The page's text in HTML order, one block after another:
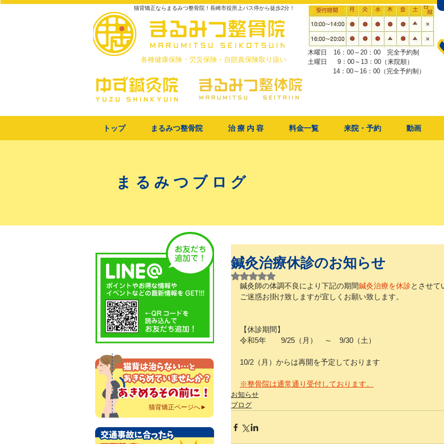
猫背矯正ならまるみつ整骨院！長崎市役所上バス停から徒歩2分！
​各種健康保険・労災保険・自賠責保険取り扱い
木曜日 16：00～20：00 完全予約制
土曜日 9：00～13：00（来院順）
​ 14：00～16：00（完全予約制）
トップ まるみつ整骨院 治 療 内 容 料金一覧 来院・予約 動画
まるみつブログ
猫背矯正ページへ►
鍼灸治療休診のお知らせ
5つ星のうちNaNと評価されています。
鍼灸師の体調不良により下記の期間鍼灸治療を休診とさせて
ご迷惑お掛け致しますが宜しくお願い致します。
【休診期間】
令和5年　　9/25（月）　～　9/30（土）
10/2（月）からは再開を予定しております
※整骨院は通常通り受付しております。
お知らせ
ブログ